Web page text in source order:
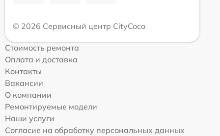
© 2026 Сервисный центр CityCoco
Стоимость ремонта
Оплата и доставка
Контакты
Вакансии
О компании
Ремонтируемые модели
Наши услуги
Согласие на обработку персональных данных